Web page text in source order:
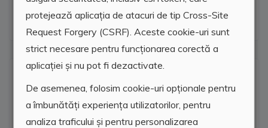
protejează aplicația de atacuri de tip Cross-Site
Request Forgery (CSRF). Aceste cookie-uri sunt
strict necesare pentru funcționarea corectă a
aplicației și nu pot fi dezactivate.
De asemenea, folosim cookie-uri opționale pentru
a îmbunătăți experiența utilizatorilor, pentru
analiza traficului și pentru personalizarea
Locatie agentie